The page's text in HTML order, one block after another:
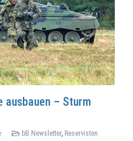
ausbauen – Sturm
bB Newsletter, Reservisten